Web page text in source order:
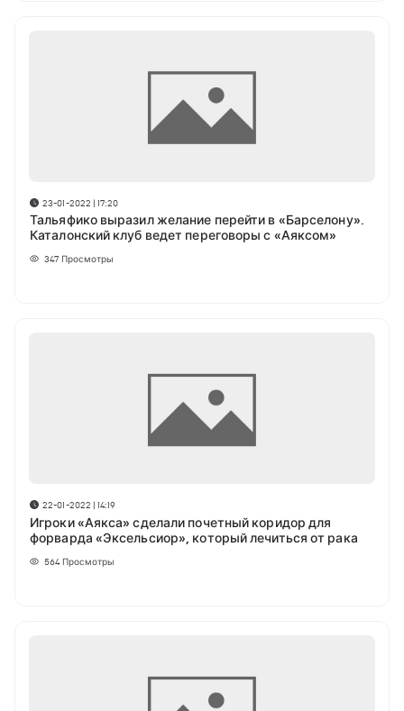
23-01-2022 | 17:20
Тальяфико выразил желание перейти в «Барселону».
Каталонский клуб ведет переговоры с «Аяксом»
347 Просмотры
22-01-2022 | 14:19
Игроки «Аякса» сделали почетный коридор для
форварда «Эксельсиор», который лечиться от рака
564 Просмотры